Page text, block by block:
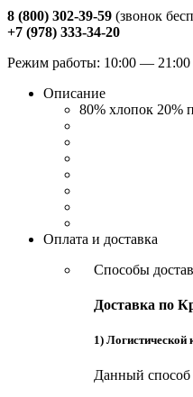
8 (800) 302-39-59 (звонок
+7 (978) 333-34-20
Режим работы: 10:00 — 21:00
Описание
80% хлопок 20%
Оплата и доставка
Способы
Доставка по
1)
Данный способ